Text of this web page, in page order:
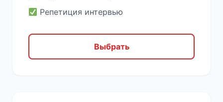
Репетиция интервью
Выбрать